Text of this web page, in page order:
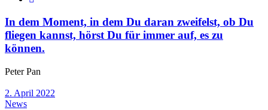
In dem Moment, in dem Du daran zweifelst, ob Du
fliegen kannst, hörst Du für immer auf, es zu
können.
Peter Pan
2. April 2022
News